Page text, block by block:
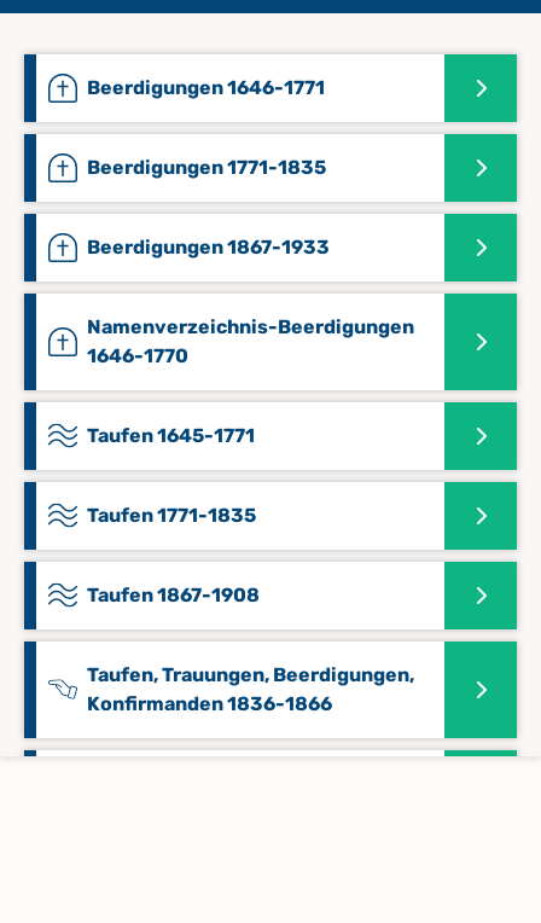
Beerdigungen 1646-1771
Beerdigungen 1771-1835
Beerdigungen 1867-1933
Namenverzeichnis-Beerdigungen
1646-1770
Taufen 1645-1771
Taufen 1771-1835
Taufen 1867-1908
Taufen, Trauungen, Beerdigungen,
Konfirmanden 1836-1866